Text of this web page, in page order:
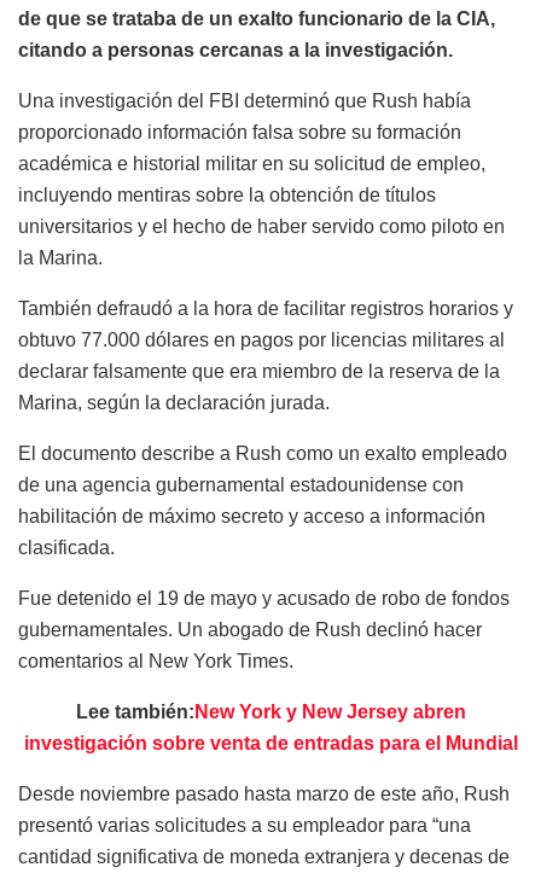
de que se trataba de un exalto funcionario de la CIA,
citando a personas cercanas a la investigación.
Una investigación del FBI determinó que Rush había
proporcionado información falsa sobre su formación
académica e historial militar en su solicitud de empleo,
incluyendo mentiras sobre la obtención de títulos
universitarios y el hecho de haber servido como piloto en
la Marina.
También defraudó a la hora de facilitar registros horarios y
obtuvo 77.000 dólares en pagos por licencias militares al
declarar falsamente que era miembro de la reserva de la
Marina, según la declaración jurada.
El documento describe a Rush como un exalto empleado
de una agencia gubernamental estadounidense con
habilitación de máximo secreto y acceso a información
clasificada.
Fue detenido el 19 de mayo y acusado de robo de fondos
gubernamentales. Un abogado de Rush declinó hacer
comentarios al New York Times.
Lee también: New York y New Jersey abren
investigación sobre venta de entradas para el Mundial
Desde noviembre pasado hasta marzo de este año, Rush
presentó varias solicitudes a su empleador para “una
cantidad significativa de moneda extranjera y decenas de